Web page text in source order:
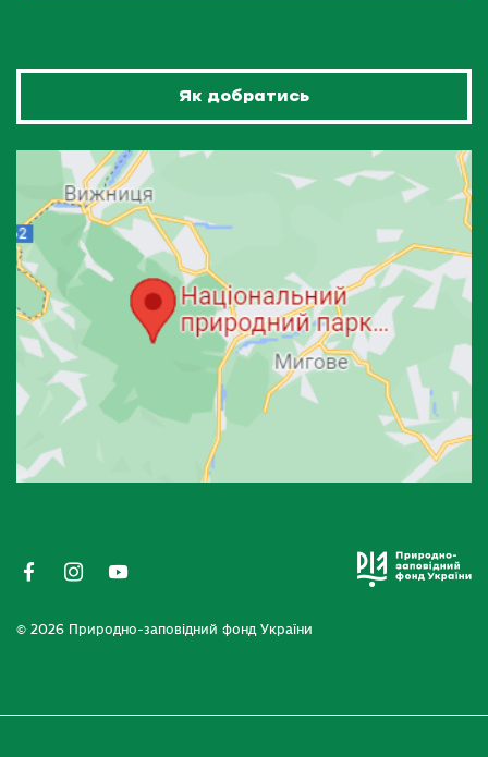
Як добратись
© 2026 Природно-заповідний фонд України